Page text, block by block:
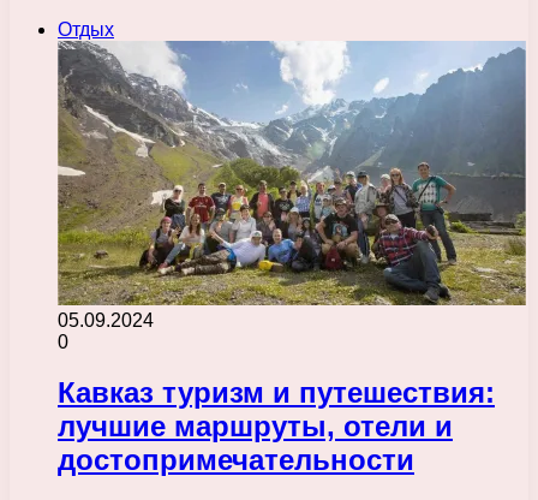
Отдых
05.09.2024
0
Кавказ туризм и путешествия:
лучшие маршруты, отели и
достопримечательности